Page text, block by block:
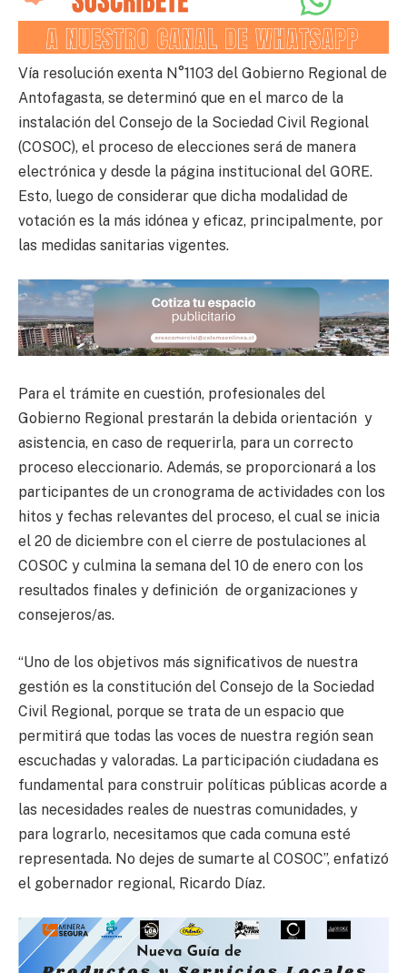
Vía resolución exenta N°1103 del Gobierno Regional de
Antofagasta, se determinó que en el marco de la
instalación del Consejo de la Sociedad Civil Regional
(COSOC), el proceso de elecciones será de manera
electrónica y desde la página institucional del GORE.
Esto, luego de considerar que dicha modalidad de
votación es la más idónea y eficaz, principalmente, por
las medidas sanitarias vigentes.
Para el trámite en cuestión, profesionales del
Gobierno Regional prestarán la debida orientación y
asistencia, en caso de requerirla, para un correcto
proceso eleccionario. Además, se proporcionará a los
participantes de un cronograma de actividades con los
hitos y fechas relevantes del proceso, el cual se inicia
el 20 de diciembre con el cierre de postulaciones al
COSOC y culmina la semana del 10 de enero con los
resultados finales y definición de organizaciones y
consejeros/as.
“Uno de los objetivos más significativos de nuestra
gestión es la constitución del Consejo de la Sociedad
Civil Regional, porque se trata de un espacio que
permitirá que todas las voces de nuestra región sean
escuchadas y valoradas. La participación ciudadana es
fundamental para construir políticas públicas acorde a
las necesidades reales de nuestras comunidades, y
para lograrlo, necesitamos que cada comuna esté
representada. No dejes de sumarte al COSOC”, enfatizó
el gobernador regional, Ricardo Díaz.